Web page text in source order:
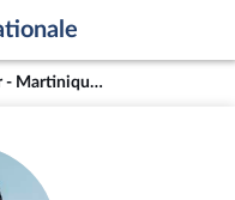
M. Jean-Philippe Nilor - Martinique (4e circonscription)